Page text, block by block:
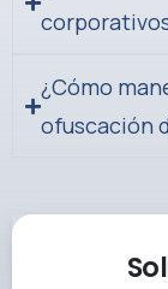
¿Cómo
ofuscación